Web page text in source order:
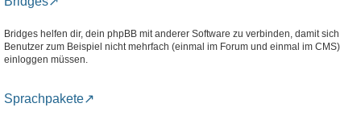
Bridges helfen dir, dein phpBB mit anderer Software zu verbinden, damit sich
Benutzer zum Beispiel nicht mehrfach (einmal im Forum und einmal im CMS)
einloggen müssen.
Sprachpakete